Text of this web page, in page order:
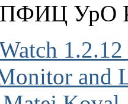
ПФИЦ УрО